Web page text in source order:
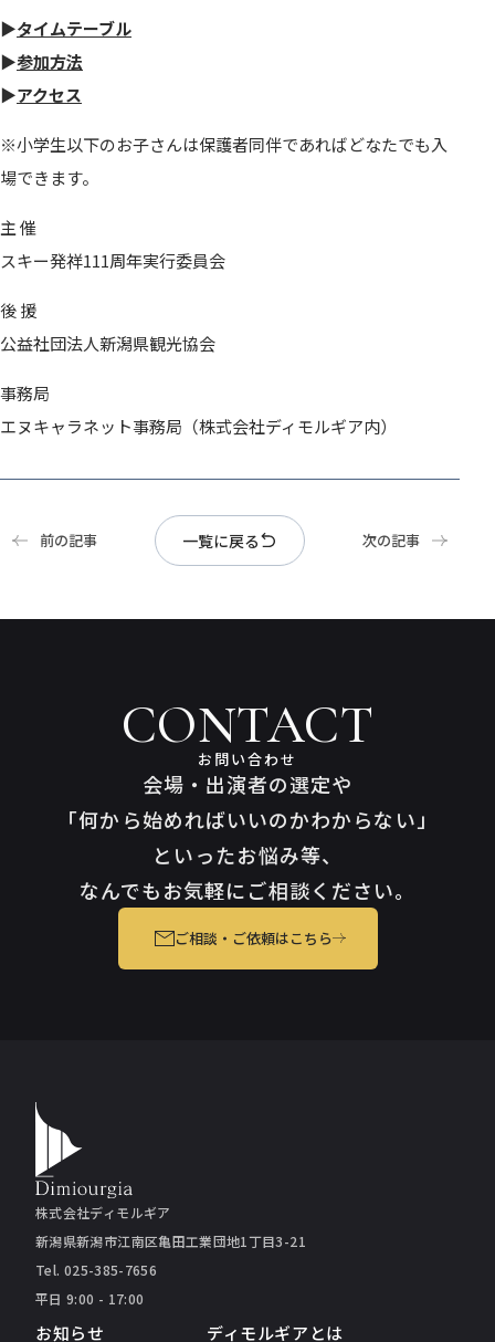
▶タイムテーブル
▶参加方法
▶アクセス
※小学生以下のお子さんは保護者同伴であればどなたでも入
場できます。
主 催
スキー発祥111周年実行委員会
後 援
公益社団法人新潟県観光協会
事務局
エヌキャラネット事務局（株式会社ディモルギア内）
前の記事 一覧に戻る 次の記事
CONTACT
お問い合わせ
会場・出演者の選定や
「何から始めればいいのかわからない」
といったお悩み等、
なんでもお気軽にご相談ください。
ご相談・ご依頼はこちら
株式会社ディモルギア
新潟県新潟市江南区亀田工業団地1丁目3-21
Tel. 025-385-7656
平日 9:00 - 17:00
お知らせ ディモルギアとは